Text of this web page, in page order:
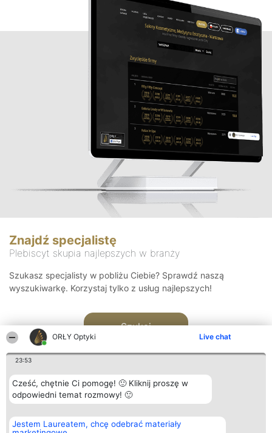
ORŁY Optyki Live chat
23:53
Cześć, chętnie Ci pomogę! 🙂 Kliknij proszę w
odpowiedni temat rozmowy! 🙂
Jestem Laureatem, chcę odebrać materiały
Znajdź specjalistę
Plebiscyt skupia najlepszych w branży
Szukasz specjalisty w pobliżu Ciebie? Sprawdź naszą
wyszukiwarkę. Korzystaj tylko z usług najlepszych!
Szukaj
Organizator plebiscytu
Bright Side Solutions sp. z o.
Plebiscyt
Laureaci
Kontakt
Kontakt